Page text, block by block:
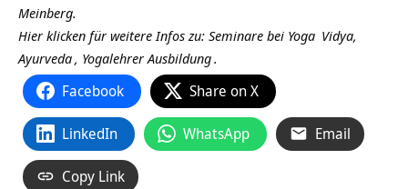
Meinberg.
Hier klicken für weitere Infos zu: Seminare bei Yoga Vidya,
Ayurveda, Yogalehrer Ausbildung.
Facebook Share on X
LinkedIn WhatsApp Email
Copy Link